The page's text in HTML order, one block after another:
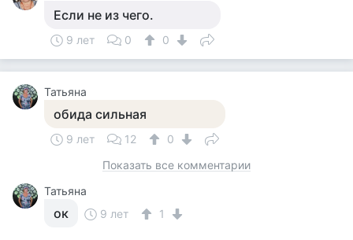
Если не из чего.
9 лет 0 0
Татьяна
обида сильная
9 лет 12
0
Показать все комментарии
Татьяна
ок 9 лет 1